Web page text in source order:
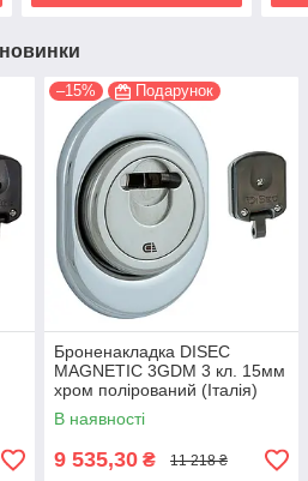
новинки
–15% Подарунок
Броненакладка DISEC
MAGNETIC 3GDM 3 кл. 15мм
хром полірований (Італія)
В наявності
9 535,30 ₴ 11 218 ₴